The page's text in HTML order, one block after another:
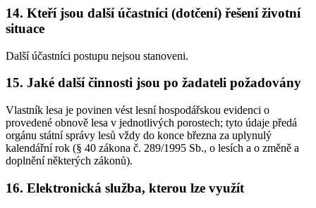
14. Kteří jsou další účastníci (dotčení) řešení životní
situace
Další účastníci postupu nejsou stanoveni.
15. Jaké další činnosti jsou po žadateli požadovány
Vlastník lesa je povinen vést lesní hospodářskou evidenci o
provedené obnově lesa v jednotlivých porostech; tyto údaje předá
orgánu státní správy lesů vždy do konce března za uplynulý
kalendářní rok (§ 40 zákona č. 289/1995 Sb., o lesích a o změně a
doplnění některých zákonů).
16. Elektronická služba, kterou lze využít